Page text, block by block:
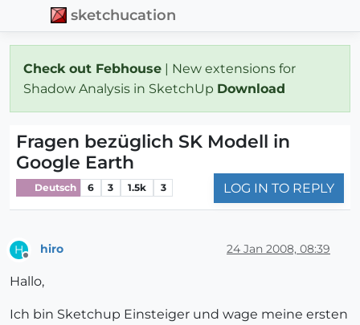
sketchucation
Check out Febhouse | New extensions for
Shadow Analysis in SketchUp Download
Fragen bezüglich SK Modell in
Google Earth
Deutsch 6 3 1.5k 3 LOG IN TO REPLY
H hiro 24 Jan 2008, 08:39
Hallo,
Ich bin Sketchup Einsteiger und wage meine ersten